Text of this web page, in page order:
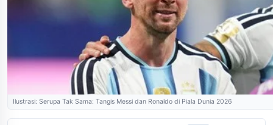
Ilustrasi: Serupa Tak Sama: Tangis Messi dan Ronaldo di Piala Dunia 2026